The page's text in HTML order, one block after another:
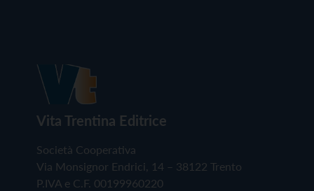
Vita Trentina Editrice
Società Cooperativa
Via Monsignor Endrici, 14 – 38122 Trento
P.IVA e C.F. 00199960220